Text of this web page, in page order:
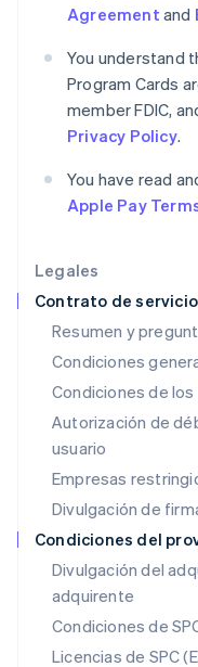
Legales
Contrato de
Resumen y
Condiciones
Condiciones de
Autorización de
usuario
Empresas
Divulgación de
Condiciones del
Divulgación del
adquirente
Condiciones de
Licencias de SPC
Agreement and
You understand
Program Cards
member FDIC,
Privacy Policy.
You have read
Apple Pay
Finlandia
Francia
FrançaisEnglish
Gibraltar
English
English
Hungría
English
English
Italia
ItalianoEnglish
Japón
日本語English
Letonia
English
Liechtenstein
DeutschEnglish
Lituania
English
FrançaisDeutsch
Malasia
English简体中文
English